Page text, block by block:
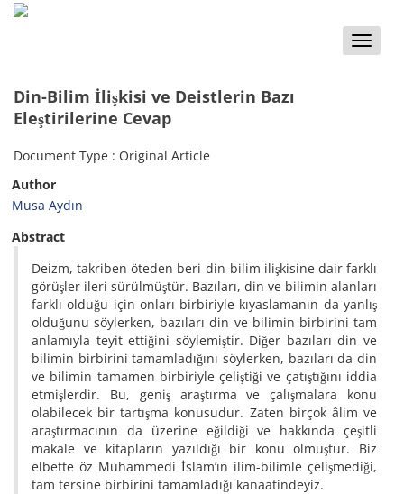
Toggle
Din-Bilim İlişkisi ve Deistlerin Bazı
Eleştirilerine Cevap
Document Type : Original Article
Author
Musa Aydın
Abstract
Deizm, takriben öteden beri din-bilim ilişkisine dair farklı
görüşler ileri sürülmüştür. Bazıları, din ve bilimin alanları
farklı olduğu için onları birbiriyle kıyaslamanın da yanlış
olduğunu söylerken, bazıları din ve bilimin birbirini tam
anlamıyla teyit ettiğini söylemiştir. Diğer bazıları din ve
bilimin birbirini tamamladığını söylerken, bazıları da din
ve bilimin tamamen birbiriyle çeliştiği ve çatıştığını iddia
etmişlerdir. Bu, geniş araştırma ve çalışmalara konu
olabilecek bir tartışma konusudur. Zaten birçok âlim ve
araştırmacının da üzerine eğildiği ve hakkında çeşitli
makale ve kitapların yazıldığı bir konu olmuştur. Biz
elbette öz Muhammedi İslam’ın ilim-bilimle çelişmediği,
tam tersine birbirini tamamladığı kanaatindeyiz.